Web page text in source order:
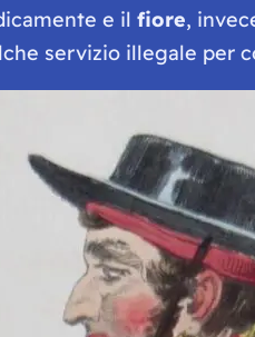
e il fiore,
servizio illegale per